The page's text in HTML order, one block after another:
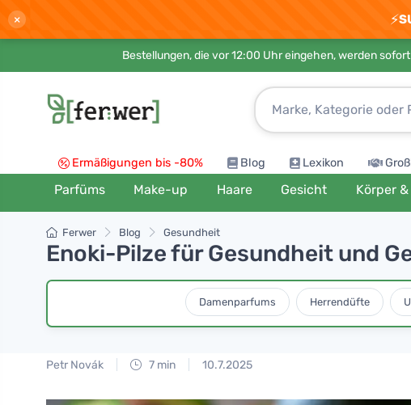
× ⚡
Bestellungen, die vor 12:00 Uhr eingehen, werden sofort
Ermäßigungen bis -80% Blog Lexikon
Parfüms Make-up Haare Gesicht Körper
Ferwer Blog Gesundheit
Enoki-Pilze für Gesundheit und
Damenparfums Herrendüfte
Petr Novák 7 min 10.7.2025